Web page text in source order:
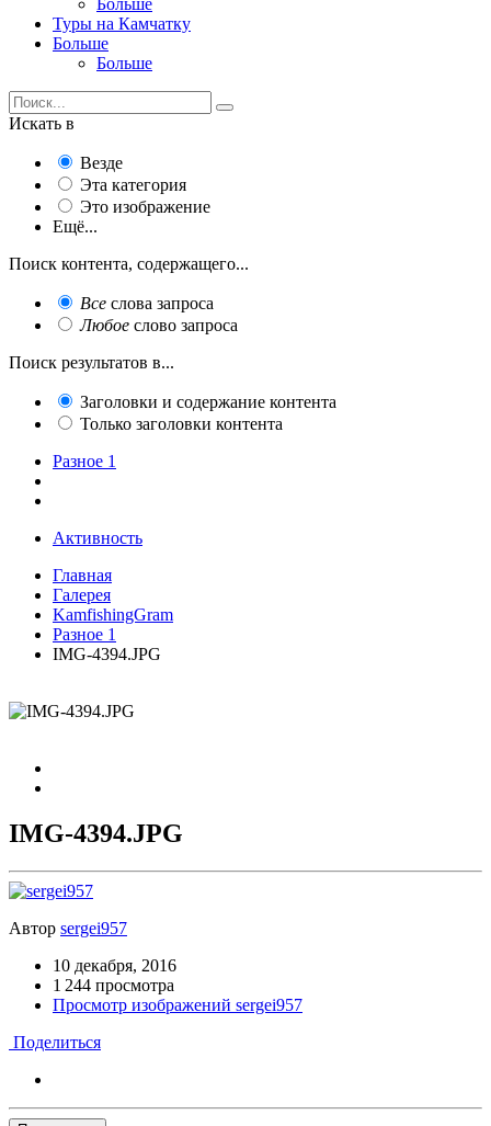
Туры на Камчатку
Больше
Больше
Искать в
Везде
Эта категория
Это изображение
Ещё...
Поиск контента, содержащего...
Все слова запроса
Любое слово запроса
Поиск результатов в...
Заголовки и содержание контента
Только заголовки контента
Разное 1
Активность
Главная
Галерея
KamfishingGram
Разное 1
IMG-4394.JPG
IMG-4394.JPG
Автор sergei957
10 декабря, 2016
1 244 просмотра
Просмотр изображений sergei957
Поделиться